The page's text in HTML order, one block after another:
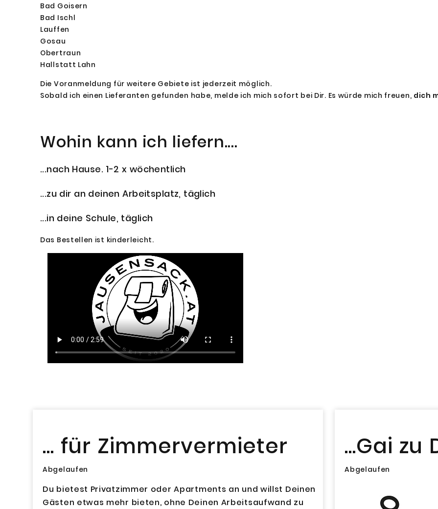
Bad Goisern
Bad Ischl
Lauffen
Gosau
Obertraun
Hallstatt Lahn
Die Voranmeldung für weitere Gebiete ist jederzeit möglich.
Sobald ich einen Lieferanten gefunden habe, melde ich mich sofort bei Dir. Es würde mich freuen, dich
Wohin kann ich liefern....
...nach Hause. 1-2 x wöchentlich
...zu dir an deinen Arbeitsplatz, täglich
...in deine Schule, täglich
Das Bestellen ist kinderleicht.
... für Zimmervermieter
Abgelaufen
Du bietest Privatzimmer oder Apartments an und willst Deinen
Gästen etwas mehr bieten, ohne Deinen Arbeitsaufwand zu
...Gai zu
Abgelaufen